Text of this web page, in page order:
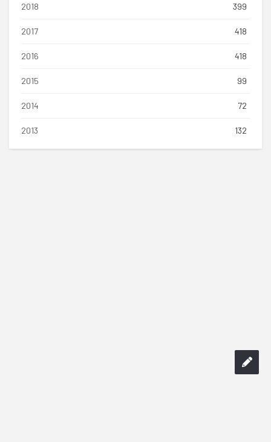
2018 399
2017 418
2016 418
2015 99
2014 72
2013 132